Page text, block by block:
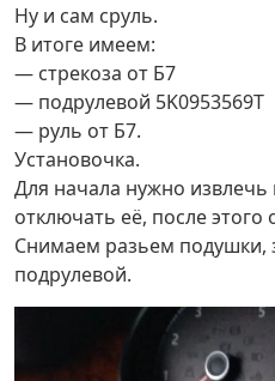
Ну и сам сруль.
В итоге имеем:
— стрекоза от Б7
— подрулевой 5K0953569Т
— руль от Б7.
Установочка.
Для начала нужно извлечь
отключать её, после
Снимаем разьем подушки,
подрулевой.